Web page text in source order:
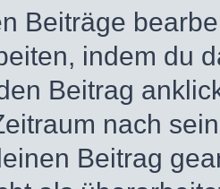
Beiträge
indem du
Beitrag
nach
Beitrag